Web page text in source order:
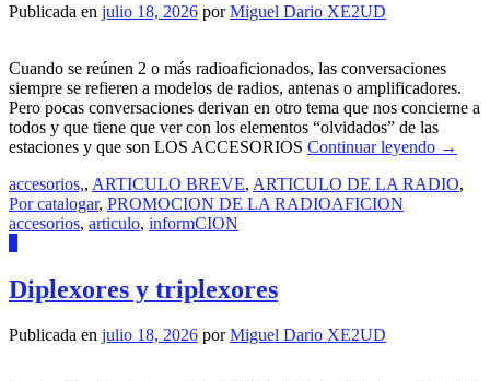
Publicada en julio 18, 2026 porMiguel Dario XE2UD
Cuando se reúnen 2 o más radioaficionados, las conversaciones
siempre se refieren a modelos de radios, antenas o amplificadores.
Pero pocas conversaciones derivan en otro tema que nos concierne a
todos y que tiene que ver con los elementos “olvidados” de las
estaciones y que son LOS ACCESORIOS Continuar leyendo →
accesorios,, ARTICULO BREVE, ARTICULO DE LA RADIO,
Por catalogar, PROMOCION DE LA RADIOAFICION
accesorios, articulo, informCION
Diplexores y triplexores
Publicada en julio 18, 2026 porMiguel Dario XE2UD